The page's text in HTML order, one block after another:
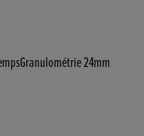
Granulométrie 24mm